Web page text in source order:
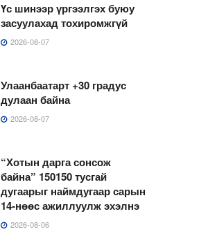
Үс шинээр үргээлгэх буюу
засуулахад тохиромжгүй
2026-08-07
Улаанбаатарт +30 градус
дулаан байна
2026-08-07
“Хотын дарга сонсож
байна” 150150 тусгай
дугаарыг наймдугаар сарын
14-нөөс ажиллуулж эхэлнэ
2026-08-06